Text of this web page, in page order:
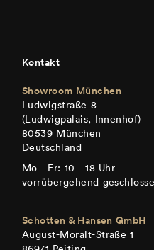
Kontakt
Showroom München
Ludwigstraße 8
(Ludwigpalais, Innenhof)
80539 München
Deutschland
Mo – Fr: 10 – 18 Uhr
vorrübergehend
Schotten & Hansen GmbH
August-Moralt-Straße 1